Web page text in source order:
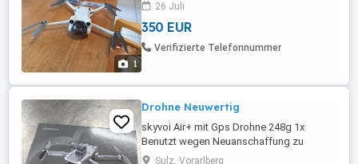
1
26 Juli
350 EUR
Verifizierte Telefonnummer
Drohne Neuwertig
skyvoi Air+ mit Gps Drohne 248g 1x
Benutzt wegen Neuanschaffung zu
verkaufen 3 Akku Reserve Propeller NP
Sulz, Vorarlberg